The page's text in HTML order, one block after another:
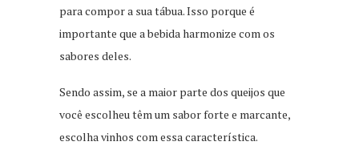
para compor a sua tábua. Isso porque é
importante que a bebida harmonize com os
sabores deles.
Sendo assim, se a maior parte dos queijos que
você escolheu têm um sabor forte e marcante,
escolha vinhos com essa característica.